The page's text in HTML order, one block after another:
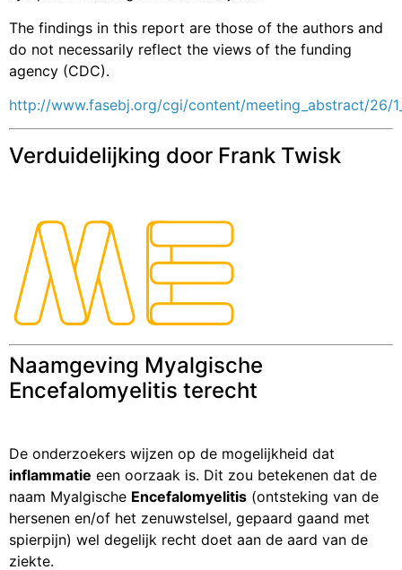
The findings in this report are those of the authors and
do not necessarily reflect the views of the funding
agency (CDC).
http://www.fasebj.org/cgi/content/meeting_abstract/26/
Verduidelijking door Frank Twisk
Naamgeving Myalgische
Encefalomyelitis terecht
De onderzoekers wijzen op de mogelijkheid dat
inflammatie een oorzaak is. Dit zou betekenen dat de
naam Myalgische Encefalomyelitis (ontsteking van de
hersenen en/of het zenuwstelsel, gepaard gaand met
spierpijn) wel degelijk recht doet aan de aard van de
ziekte.